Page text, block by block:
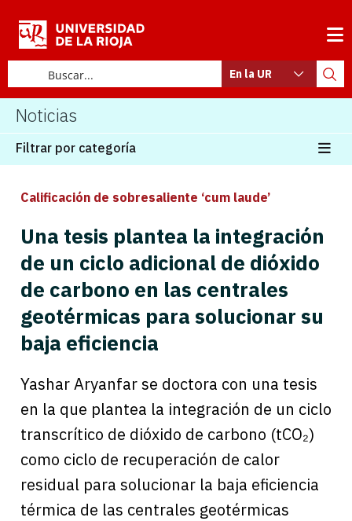
En la UR
Noticias
Filtrar por categoría
Calificación de sobresaliente ‘cum laude’
Una tesis plantea la integración
de un ciclo adicional de dióxido
de carbono en las centrales
geotérmicas para solucionar su
baja eficiencia
Yashar Aryanfar se doctora con una tesis
en la que plantea la integración de un ciclo
transcrítico de dióxido de carbono (tCO₂)
como ciclo de recuperación de calor
residual para solucionar la baja eficiencia
térmica de las centrales geotérmicas